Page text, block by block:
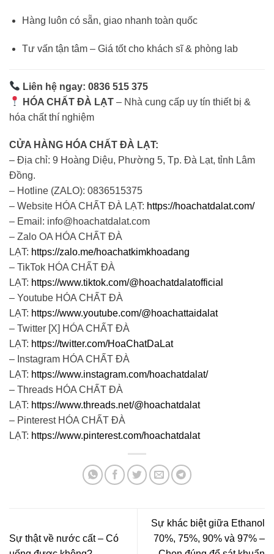
Hàng luôn có sẵn, giao nhanh toàn quốc
Tư vấn tận tâm – Giá tốt cho khách sĩ & phòng lab
Liên hệ ngay: 0836 515 375
HÓA CHẤT ĐÀ LẠT – Nhà cung cấp uy tín thiết bị &
hóa chất thí nghiệm
CỬA HÀNG HÓA CHẤT ĐÀ LẠT:
– Địa chỉ: 9 Hoàng Diệu, Phường 5, Tp. Đà Lạt, tỉnh Lâm
Đồng.
– Hotline (ZALO): 0836515375
– Website HÓA CHẤT ĐÀ LẠT: https://hoachatdalat.com/
– Email: info@hoachatdalat.com
– Zalo OA HÓA CHẤT ĐÀ
LẠT: https://zalo.me/hoachatkimkhoadang
– TikTok HÓA CHẤT ĐÀ
LẠT: https://www.tiktok.com/@hoachatdalatofficial
– Youtube HÓA CHẤT ĐÀ
LẠT: https://www.youtube.com/@hoachattaidalat
– Twitter [X] HÓA CHẤT ĐÀ
LẠT: https://twitter.com/HoaChatDaLat
– Instagram HÓA CHẤT ĐÀ
LẠT: https://www.instagram.com/hoachatdalat/
– Threads HÓA CHẤT ĐÀ
LẠT: https://www.threads.net/@hoachatdalat
– Pinterest HÓA CHẤT ĐÀ
LẠT: https://www.pinterest.com/hoachatdalat
Sự thật về nước cất – Có
Sự khác biệt giữa Ethanol
70%, 75%, 90% và 97% –